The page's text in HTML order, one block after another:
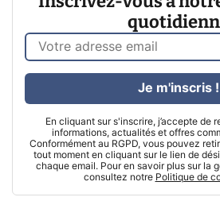
En cliquant sur s'inscrire, j’accepte de
informations, actualités et offres
Conformément au RGPD, vous pouvez
tout moment en cliquant sur le lien de
chaque email. Pour en savoir plus sur la
consultez notre Politique de
Je m'inscris !